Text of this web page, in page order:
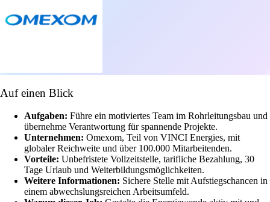
Auf einen Blick
Aufgaben: Führe ein motiviertes Team im Rohrleitungsbau und
übernehme Verantwortung für spannende Projekte.
Unternehmen: Omexom, Teil von VINCI Energies, mit
globaler Reichweite und über 100.000 Mitarbeitenden.
Vorteile: Unbefristete Vollzeitstelle, tarifliche Bezahlung, 30
Tage Urlaub und Weiterbildungsmöglichkeiten.
Weitere Informationen: Sichere Stelle mit Aufstiegschancen in
einem abwechslungsreichen Arbeitsumfeld.